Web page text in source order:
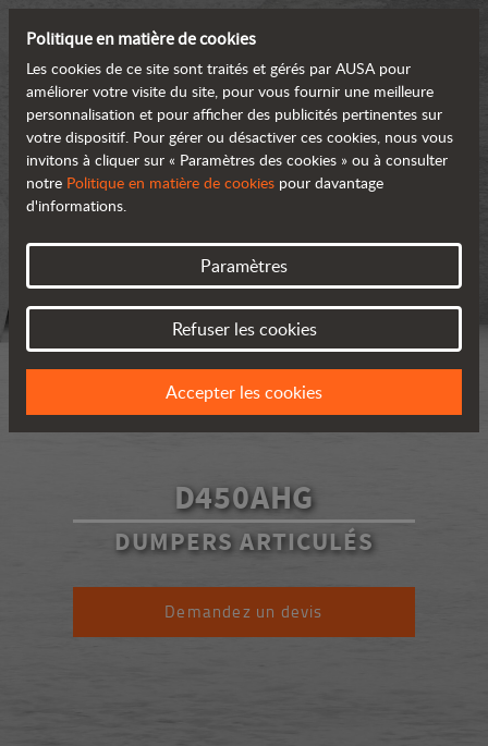
D450AHG
DUMPERS ARTICULÉS
Demandez un devis
Politique en matière de cookies
Les cookies de ce site sont traités et gérés par AUSA pour
améliorer votre visite du site, pour vous fournir une meilleure
personnalisation et pour afficher des publicités pertinentes sur
votre dispositif. Pour gérer ou désactiver ces cookies, nous vous
invitons à cliquer sur « Paramètres des cookies » ou à consulter
notre Politique en matière de cookies pour davantage
d'informations.
Paramètres
Refuser les cookies
Accepter les cookies